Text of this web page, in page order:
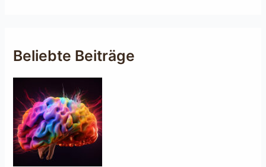
Beliebte Beiträge